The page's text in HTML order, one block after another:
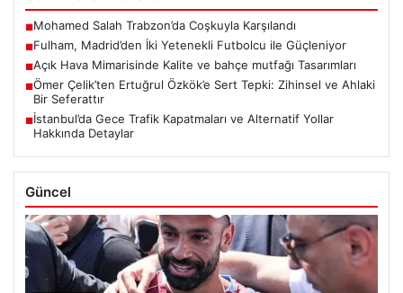
■Mohamed Salah Trabzon’da Coşkuyla Karşılandı
■Fulham, Madrid’den İki Yetenekli Futbolcu ile Güçleniyor
■Açık Hava Mimarisinde Kalite ve bahçe mutfağı Tasarımları
■Ömer Çelik’ten Ertuğrul Özkök’e Sert Tepki: Zihinsel ve Ahlaki
Bir Seferattır
■İstanbul’da Gece Trafik Kapatmaları ve Alternatif Yollar
Hakkında Detaylar
Güncel